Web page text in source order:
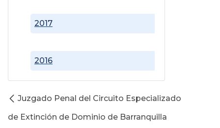
2016
2017
Juzgado Penal del Circuito Especializado
de Extinción de Dominio de Barranquilla